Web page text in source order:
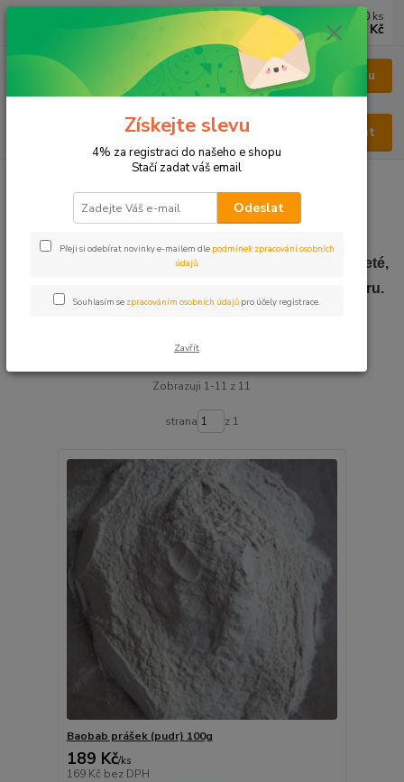
Menu
Hledat
0 ks
0 Kč
BYLINNÉ PRÁŠKY
Prášky nabízené v této kategorii jsou vždy jemně mleté,
pokud to zpracování umožňuje, tak až do formy pudru.
Nejdražší
Zobrazuji 1-11 z 11
strana z 1
Baobab prášek (pudr) 100g
189 Kč/ks
169 Kč bez DPH
Získejte slevu
4% za registraci do našeho e shopu
Stačí zadat váš email
Odeslat
Přeji si odebírat novinky e-mailem dle podmínek zpracování osobních
údajů.
Souhlasím se zpracováním osobních údajů pro účely registrace.
Zavřít